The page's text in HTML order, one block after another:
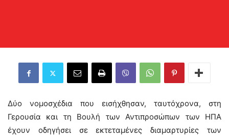
Δύο νομοσχέδια που εισήχθησαν, ταυτόχρονα, στη
Γερουσία και τη Βουλή των Αντιπροσώπων των ΗΠΑ
έχουν οδηγήσει σε εκτεταμένες διαμαρτυρίες των